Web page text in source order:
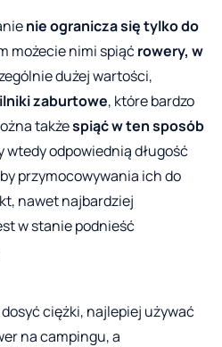
nie ogranicza się tylko do
możecie nimi spiąćrowery, w
dużej wartości,
zaburtowe, które bardzo
takżespiąć w ten sposób
wtedy odpowiednią długość
przymocowywania ich do
nawet najbardziej
w stanie podnieść
ciężki, najlepiej używać
na campingu, a